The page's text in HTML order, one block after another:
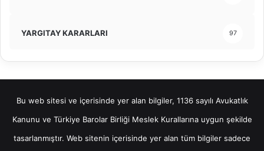
YARGITAY KARARLARI 97
Bu web sitesi ve içerisinde yer alan bilgiler, 1136 sayılı Avukatlık
Kanunu ve Türkiye Barolar Birliği Meslek Kurallarına uygun şekilde
tasarlanmıştır. Web sitenin içerisinde yer alan tüm bilgiler sadece